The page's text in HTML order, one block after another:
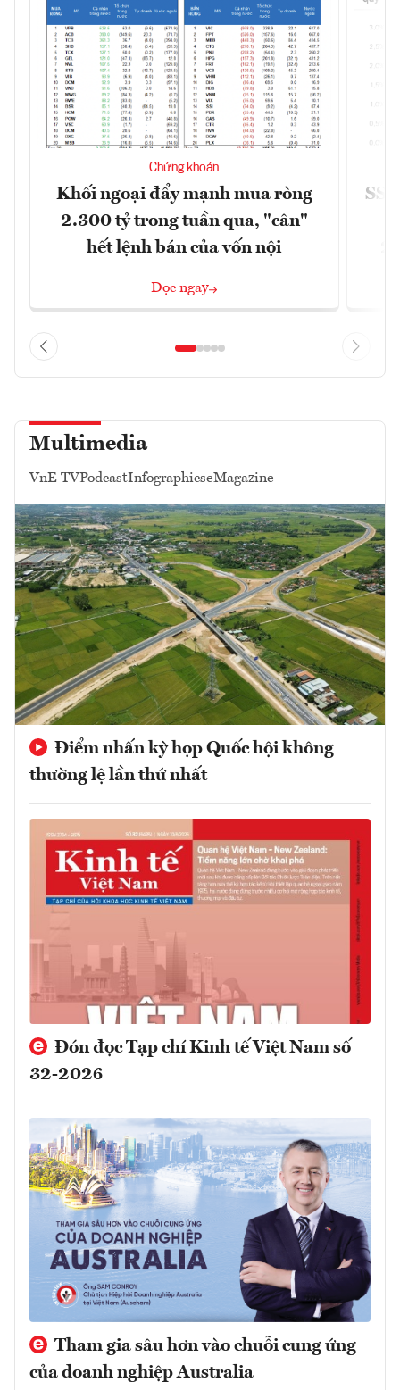
Chứng khoán
Khối ngoại đẩy mạnh mua ròng
2.300 tỷ trong tuần qua, "cân"
hết lệnh bán của vốn nội
Đọc ngay
SSI
Multimedia
VnE TVPodcastInfographicseMagazine
Điểm nhấn kỳ họp Quốc hội không
thường lệ lần thứ nhất
Đón đọc Tạp chí Kinh tế Việt Nam số
32-2026
Tham gia sâu hơn vào chuỗi cung ứng
của doanh nghiệp Australia